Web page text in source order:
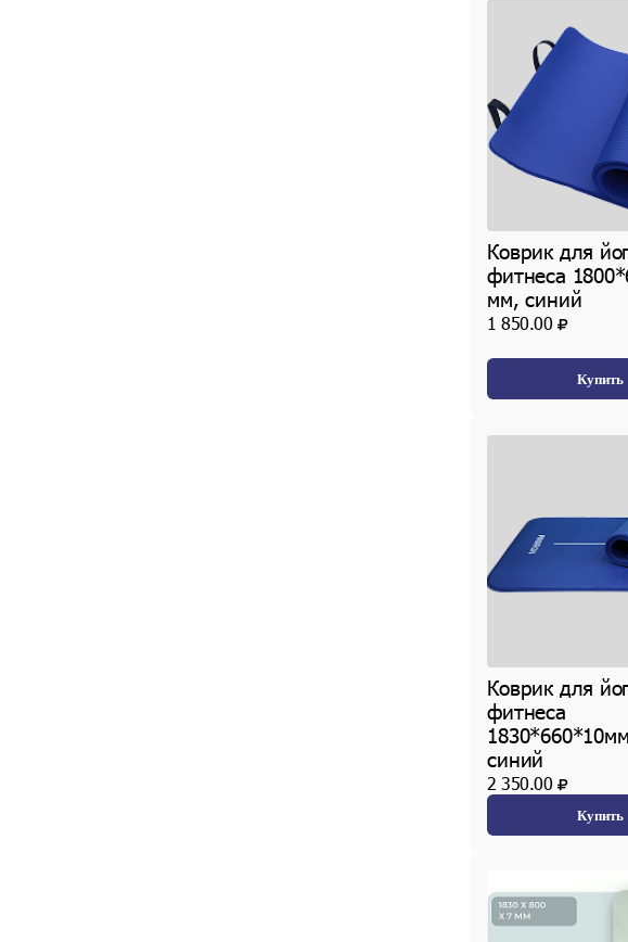
Коврик для
фитнеса
мм, синий
1 850.00
Купить
Коврик для
фитнеса
синий
2 350.00
Купить